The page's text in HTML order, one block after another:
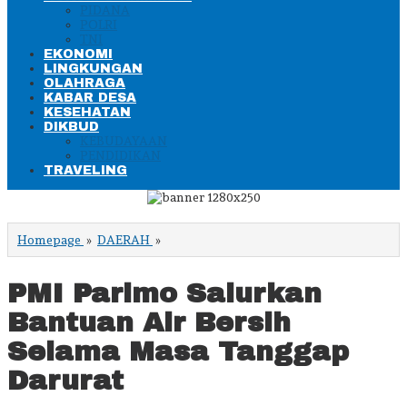
PIDANA
POLRI
TNI
EKONOMI
LINGKUNGAN
OLAHRAGA
KABAR DESA
KESEHATAN
DIKBUD
KEBUDAYAAN
PENDIDIKAN
TRAVELING
Homepage » DAERAH »
Parimo
Bantuan
Air
Bersih
Selama
Tanggap
PMI Parimo Salurkan
Bantuan Air Bersih
Selama Masa Tanggap
Darurat